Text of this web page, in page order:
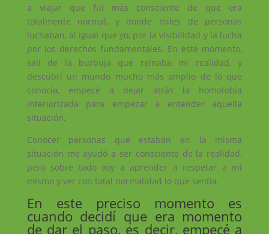
a viajar que fui más consciente de que era
totalmente normal, y donde miles de personas
luchaban, al igual que yo, por la visibilidad y la lucha
por los derechos fundamentales. En este momento,
salí de la burbuja que reinaba mi realidad, y
descubrí un mundo mucho más amplio de lo que
conocía, empecé a dejar atrás la homofobia
interiorizada para empezar a entender aquella
situación.
Conocer personas que estaban en la misma
situación me ayudó a ser consciente de la realidad,
pero sobre todo voy a aprender a respetar a mí
mismo y ver con total normalidad lo que sentía.
En este preciso momento es
cuando decidí que era momento
de dar el paso, es decir, empecé a